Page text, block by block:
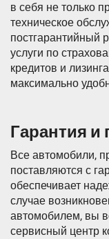
в себя не только
техническое
постгарантийный
услуги по
кредитов и
максимально
Гарантия и
Все автомобили,
поставляются с
обеспечивает
случае
автомобилем, вы
сервисный центр